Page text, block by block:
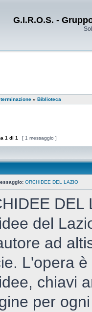
G.I.R.O.S. -
» Biblioteca
1 di 1 [ 1 messaggio ]
ORCHIDEE DEL LAZIO
DEL
del
ad
L'opera
chiavi
per